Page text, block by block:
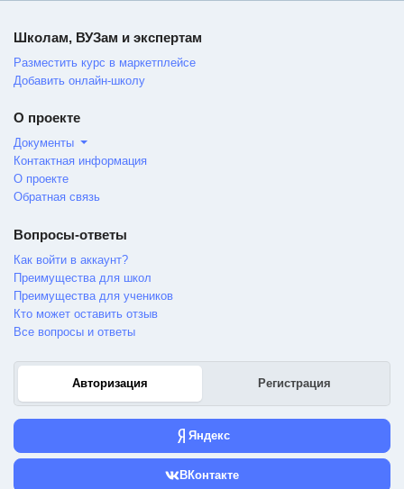
Школам, ВУЗам и экспертам
Разместить курс в маркетплейсе
Добавить онлайн-школу
О проекте
Документы
Контактная информация
О проекте
Обратная связь
Вопросы-ответы
Как войти в аккаунт?
Преимущества для школ
Преимущества для учеников
Кто может оставить отзыв
Все вопросы и ответы
Авторизация Регистрация
Яндекс
ВКонтакте